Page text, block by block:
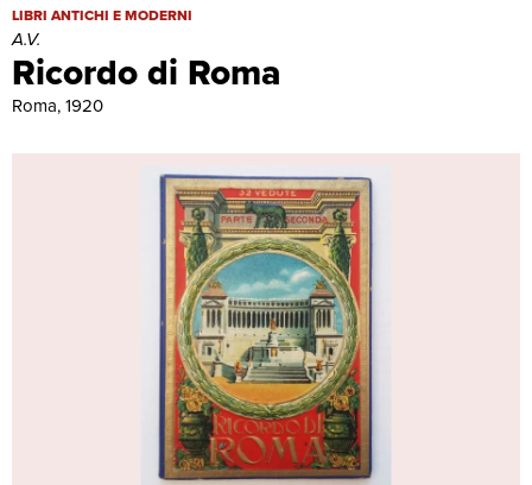
Ricordo di Roma
Ricordo di Roma | Libri antichi e moderni | A.V.
LIBRI ANTICHI E MODERNI
A.V.
Roma, 1920